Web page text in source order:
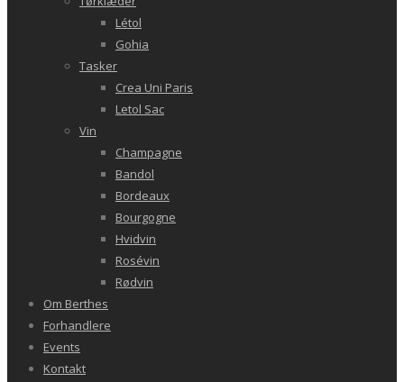
Létol
Gohia
Tasker
Crea Uni Paris
Letol Sac
Vin
Champagne
Bandol
Bordeaux
Bourgogne
Hvidvin
Rosévin
Rødvin
Om Berthes
Forhandlere
Events
Kontakt